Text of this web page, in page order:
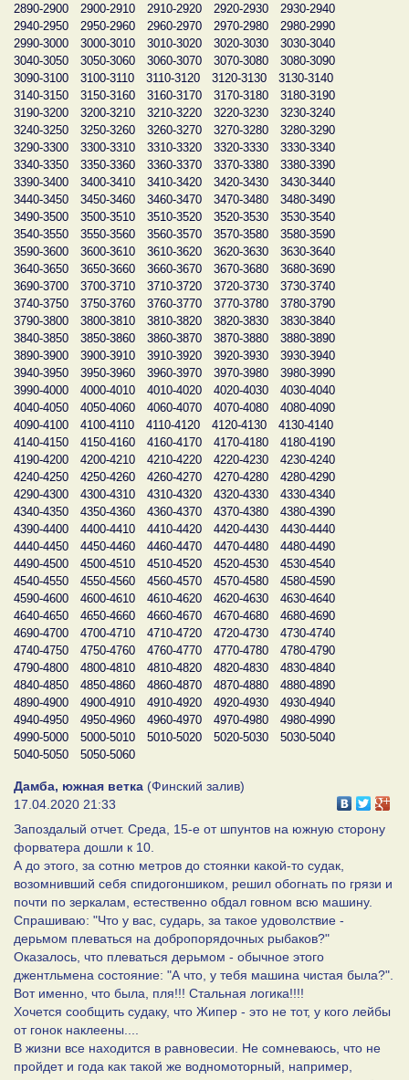
2890-2900
2900-2910 2910-2920 2920-2930
2930-2940
2940-2950
2950-2960 2960-2970 2970-2980
2980-2990
2990-3000
3000-3010 3010-3020 3020-3030
3030-3040
3040-3050
3050-3060 3060-3070 3070-3080
3080-3090
3090-3100
3100-3110 3110-3120 3120-3130
3130-3140
3140-3150
3150-3160 3160-3170 3170-3180
3180-3190
3190-3200
3200-3210 3210-3220 3220-3230
3230-3240
3240-3250
3250-3260 3260-3270 3270-3280
3280-3290
3290-3300
3300-3310 3310-3320 3320-3330
3330-3340
3340-3350
3350-3360 3360-3370 3370-3380
3380-3390
3390-3400
3400-3410 3410-3420 3420-3430
3430-3440
3440-3450
3450-3460 3460-3470 3470-3480
3480-3490
3490-3500
3500-3510 3510-3520 3520-3530
3530-3540
3540-3550
3550-3560 3560-3570 3570-3580
3580-3590
3590-3600
3600-3610 3610-3620 3620-3630
3630-3640
3640-3650
3650-3660 3660-3670 3670-3680
3680-3690
3690-3700
3700-3710 3710-3720 3720-3730
3730-3740
3740-3750
3750-3760 3760-3770 3770-3780
3780-3790
3790-3800
3800-3810 3810-3820 3820-3830
3830-3840
3840-3850
3850-3860 3860-3870 3870-3880
3880-3890
3890-3900
3900-3910 3910-3920 3920-3930
3930-3940
3940-3950
3950-3960 3960-3970 3970-3980
3980-3990
3990-4000
4000-4010 4010-4020 4020-4030
4030-4040
4040-4050
4050-4060 4060-4070 4070-4080
4080-4090
4090-4100
4100-4110 4110-4120 4120-4130
4130-4140
4140-4150
4150-4160 4160-4170 4170-4180
4180-4190
4190-4200
4200-4210 4210-4220 4220-4230
4230-4240
4240-4250
4250-4260 4260-4270 4270-4280
4280-4290
4290-4300
4300-4310 4310-4320 4320-4330
4330-4340
4340-4350
4350-4360 4360-4370 4370-4380
4380-4390
4390-4400
4400-4410 4410-4420 4420-4430
4430-4440
4440-4450
4450-4460 4460-4470 4470-4480
4480-4490
4490-4500
4500-4510 4510-4520 4520-4530
4530-4540
4540-4550
4550-4560 4560-4570 4570-4580
4580-4590
4590-4600
4600-4610 4610-4620 4620-4630
4630-4640
4640-4650
4650-4660 4660-4670 4670-4680
4680-4690
4690-4700
4700-4710 4710-4720 4720-4730
4730-4740
4740-4750
4750-4760 4760-4770 4770-4780
4780-4790
4790-4800
4800-4810 4810-4820 4820-4830
4830-4840
4840-4850
4850-4860 4860-4870 4870-4880
4880-4890
4890-4900
4900-4910 4910-4920 4920-4930
4930-4940
4940-4950
4950-4960 4960-4970 4970-4980
4980-4990
4990-5000
5000-5010 5010-5020 5020-5030
5030-5040
5040-5050
5050-5060
Дамба, южная ветка (Финский залив)
17.04.2020 21:33
Запоздалый отчет. Среда, 15-е от шпунтов на южную сторону
форватера дошли к 10.
А до этого, за сотню метров до стоянки какой-то судак,
возомнивший себя спидогоншиком, решил обогнать по грязи и
почти по зеркалам, естественно обдал говном всю машину.
Спрашиваю: "Что у вас, сударь, за такое удоволствие -
дерьмом плеваться на добропорядочных рыбаков?"
Оказалось, что плеваться дерьмом - обычное этого
джентльмена состояние: "А что, у тебя машина чистая была?".
Вот именно, что была, пля!!! Стальная логика!!!!
Хочется сообщить судаку, что Жипер - это не тот, у кого лейбы
от гонок наклеены....
В жизни все находится в равновесии. Не сомневаюсь, что не
пройдет и года как такой же водномоторный, например,